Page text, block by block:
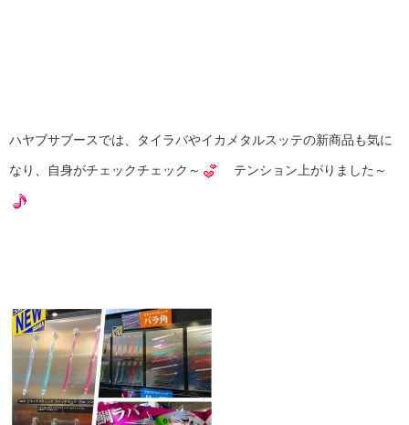
ハヤブサブースでは、タイラバやイカメタルスッテの新商品も気に
なり、自身がチェックチェック～ テンション上がりました～